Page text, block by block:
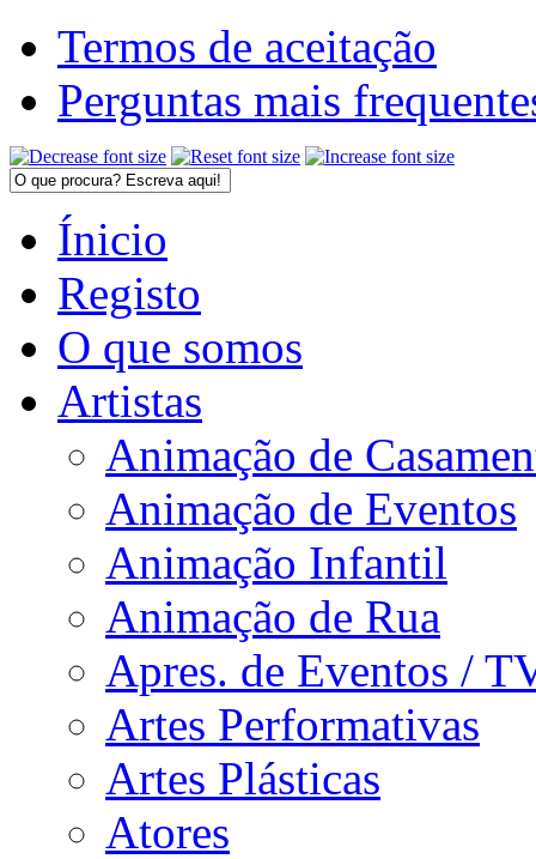
Termos de aceitação
Perguntas mais
Ínicio
Registo
O que somos
Artistas
Animação de
Animação de Eventos
Animação Infantil
Animação de Rua
Apres. de Eventos /
Artes Performativas
Artes Plásticas
Atores